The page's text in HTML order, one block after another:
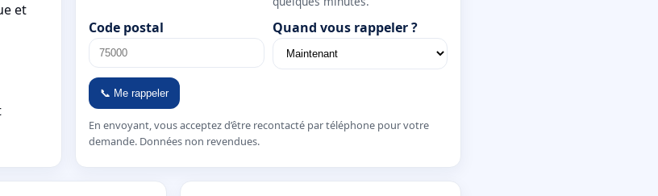
et
Code postal Quand vous rappeler ?
📞 Me rappeler
En envoyant, vous acceptez d’être recontacté par téléphone pour votre
demande. Données non revendues.